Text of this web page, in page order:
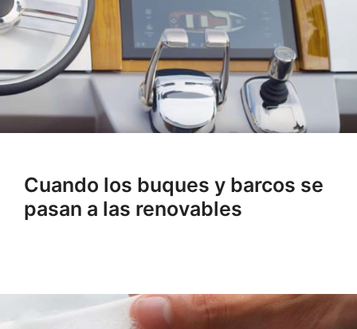
Cuando los buques y barcos se
pasan a las renovables